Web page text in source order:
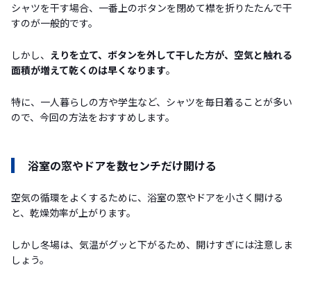
シャツを干す場合、一番上のボタンを閉めて襟を折りたたんで干
すのが一般的です。
しかし、 えりを立て、ボタンを外して干した方が、空気と触れる
面積が増えて乾くのは早くなります。
特に、一人暮らしの方や学生など、シャツを毎日着ることが多い
ので、今回の方法をおすすめします。
浴室の窓やドアを数センチだけ開ける
空気の循環をよくするために、浴室の窓やドアを小さく開ける
と、乾燥効率が上がります。
しかし冬場は、気温がグッと下がるため、開けすぎには注意しま
しょう。